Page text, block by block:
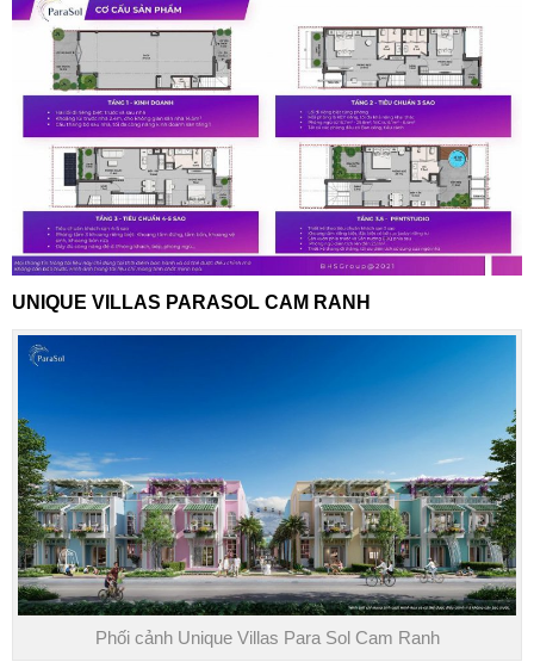
UNIQUE VILLAS PARASOL CAM RANH
Phối cảnh Unique Villas Para Sol Cam Ranh